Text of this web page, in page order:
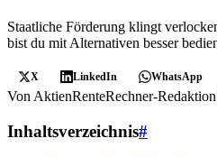
Staatliche Förderung klingt
bist du mit Alternativen besser
X LinkedIn WhatsApp
Von AktienRenteRechner-Redaktion
Inhaltsverzeichnis#